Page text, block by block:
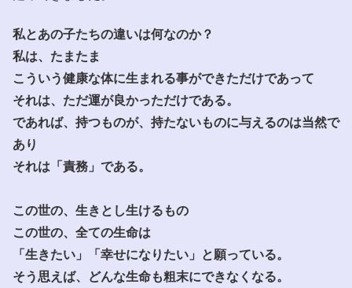
私とあの子たちの違いは何なのか？
私は、たまたま
こういう健康な体に生まれる事ができただけであって
それは、ただ運が良かっただけである。
であれば、持つものが、持たないものに与えるのは当然で
あり
それは「責務」である。
この世の、生きとし生けるもの
この世の、全ての生命は
「生きたい」「幸せになりたい」と願っている。
そう思えば、どんな生命も粗末にできなくなる。